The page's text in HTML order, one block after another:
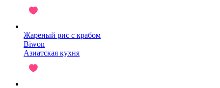
Жареный рис с крабом
Biwon
Азиатская кухня